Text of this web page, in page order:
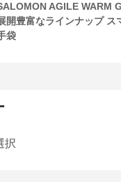
SALOMON AGILE WARM
開豊富なラインナップ ス
袋